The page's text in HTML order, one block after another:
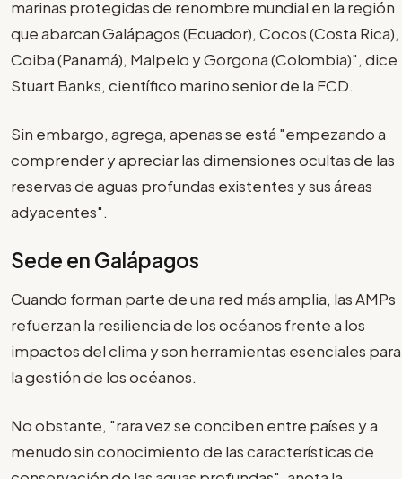
marinas protegidas de renombre mundial en la región
que abarcan Galápagos (Ecuador), Cocos (Costa Rica),
Coiba (Panamá), Malpelo y Gorgona (Colombia)", dice
Stuart Banks, científico marino senior de la FCD.
Sin embargo, agrega, apenas se está "empezando a
comprender y apreciar las dimensiones ocultas de las
reservas de aguas profundas existentes y sus áreas
adyacentes".
Sede en Galápagos
Cuando forman parte de una red más amplia, las AMPs
refuerzan la resiliencia de los océanos frente a los
impactos del clima y son herramientas esenciales para
la gestión de los océanos.
No obstante, "rara vez se conciben entre países y a
menudo sin conocimiento de las características de